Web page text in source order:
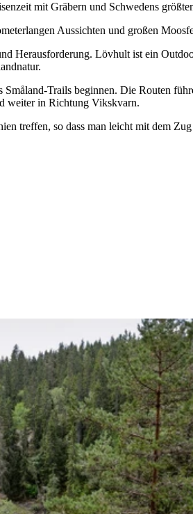
mit Gräbern und Schwedens
Aussichten und großen
Herausforderung. Lövhult ist ein
Trails beginnen. Die Routen
weiter in Richtung Vikskvarn.
treffen, so dass man leicht mit dem